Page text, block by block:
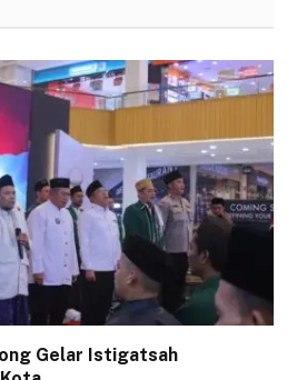
Gelar Istigatsah